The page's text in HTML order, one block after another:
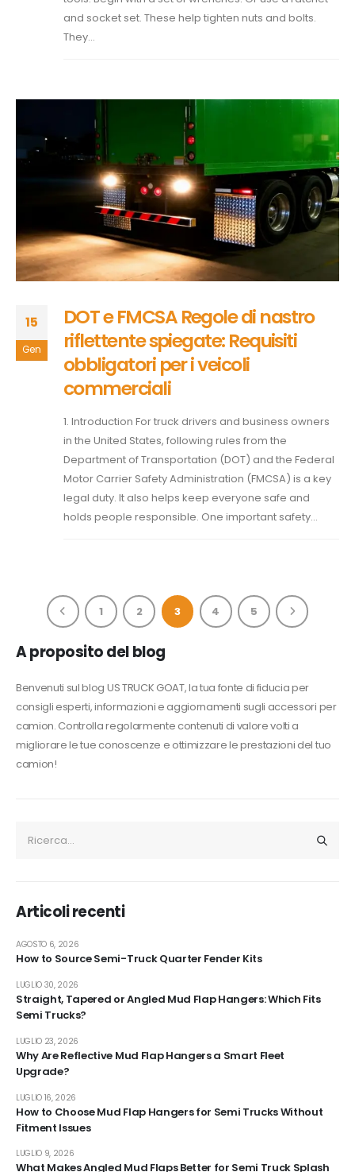
and socket set. These help tighten nuts and bolts.
They...
15
Gen
DOT e FMCSA Regole di nastro
riflettente spiegate: Requisiti
obbligatori per i veicoli
commerciali
1. Introduction For truck drivers and business owners
in the United States, following rules from the
Department of Transportation (DOT) and the Federal
Motor Carrier Safety Administration (FMCSA) is a key
legal duty. It also helps keep everyone safe and
holds people responsible. One important safety...
1 2 3 4 5
A proposito del blog
Benvenuti sul blog US TRUCK GOAT, la tua fonte di fiducia per
consigli esperti, informazioni e aggiornamenti sugli accessori per
camion. Controlla regolarmente contenuti di valore volti a
migliorare le tue conoscenze e ottimizzare le prestazioni del tuo
camion!
Articoli recenti
How to Source Semi-Truck Quarter Fender Kits
AGOSTO 6, 2026
Straight, Tapered or Angled Mud Flap Hangers: Which Fits
Semi Trucks?
LUGLIO 30, 2026
Why Are Reflective Mud Flap Hangers a Smart Fleet
Upgrade?
LUGLIO 23, 2026
How to Choose Mud Flap Hangers for Semi Trucks Without
Fitment Issues
LUGLIO 16, 2026
What Makes Angled Mud Flaps Better for Semi Truck Splash
LUGLIO 9, 2026